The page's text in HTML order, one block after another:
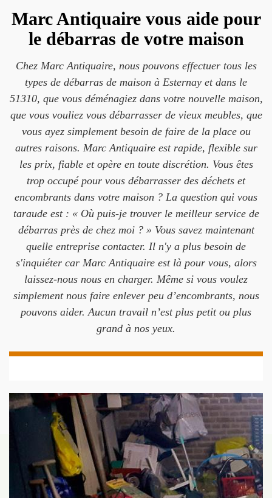
Marc Antiquaire vous aide pour
le débarras de votre maison
Chez Marc Antiquaire, nous pouvons effectuer tous les
types de débarras de maison à Esternay et dans le
51310, que vous déménagiez dans votre nouvelle maison,
que vous vouliez vous débarrasser de vieux meubles, que
vous ayez simplement besoin de faire de la place ou
autres raisons. Marc Antiquaire est rapide, flexible sur
les prix, fiable et opère en toute discrétion. Vous êtes
trop occupé pour vous débarrasser des déchets et
encombrants dans votre maison ? La question qui vous
taraude est : « Où puis-je trouver le meilleur service de
débarras près de chez moi ? » Vous savez maintenant
quelle entreprise contacter. Il n'y a plus besoin de
s'inquiéter car Marc Antiquaire est là pour vous, alors
laissez-nous nous en charger. Même si vous voulez
simplement nous faire enlever peu d’encombrants, nous
pouvons aider. Aucun travail n’est plus petit ou plus
grand à nos yeux.